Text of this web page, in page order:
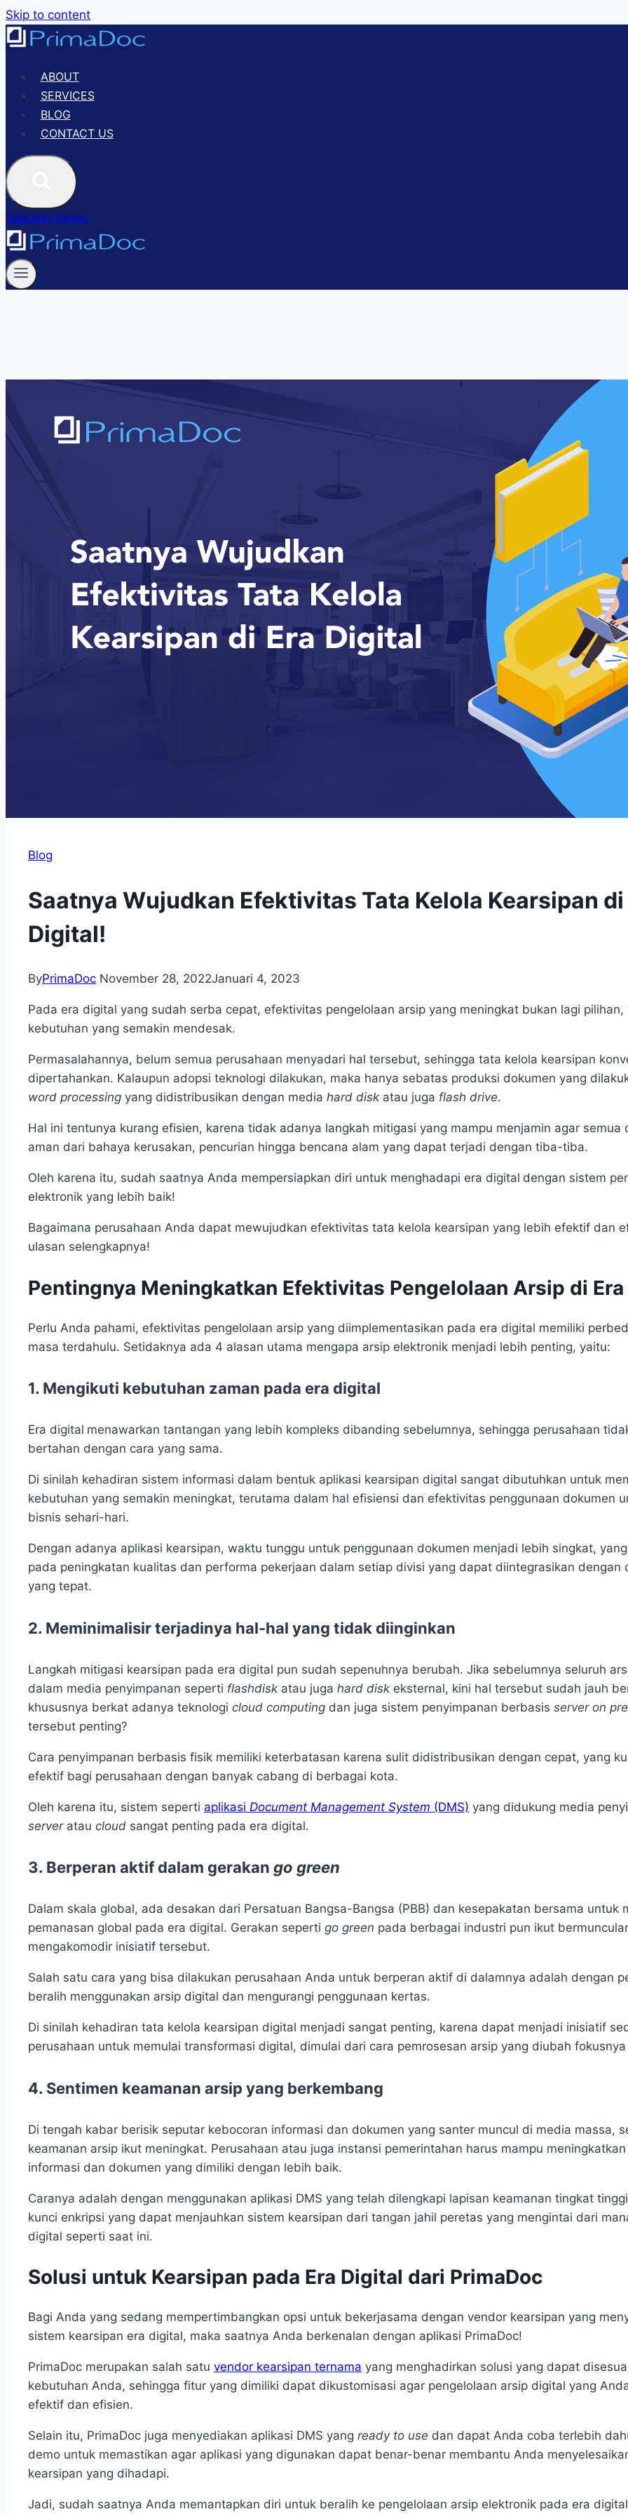
Skip to content
ABOUT
SERVICES
BLOG
CONTACT US
Request Demo
Blog
Saatnya Wujudkan Efektivitas Tata Kelola Kearsipan di
Digital!
ByPrimaDoc November 28, 2022Januari 4, 2023
Pada era digital yang sudah serba cepat, efektivitas pengelolaan arsip yang meningkat bukan lagi
kebutuhan yang semakin mendesak.
Permasalahannya, belum semua perusahaan menyadari hal tersebut, sehingga tata kelola kearsipan
dipertahankan. Kalaupun adopsi teknologi dilakukan, maka hanya sebatas produksi dokumen yang
word processing yang didistribusikan dengan media hard disk atau juga flash drive.
Hal ini tentunya kurang efisien, karena tidak adanya langkah mitigasi yang mampu menjamin agar semua
aman dari bahaya kerusakan, pencurian hingga bencana alam yang dapat terjadi dengan tiba-tiba.
Oleh karena itu, sudah saatnya Anda mempersiapkan diri untuk menghadapi era digital dengan sistem
elektronik yang lebih baik!
Bagaimana perusahaan Anda dapat mewujudkan efektivitas tata kelola kearsipan yang lebih efektif dan
ulasan selengkapnya!
Pentingnya Meningkatkan Efektivitas Pengelolaan Arsip di
Perlu Anda pahami, efektivitas pengelolaan arsip yang diimplementasikan pada era digital memiliki
masa terdahulu. Setidaknya ada 4 alasan utama mengapa arsip elektronik menjadi lebih penting, yaitu:
1. Mengikuti kebutuhan zaman pada era digital
Era digital menawarkan tantangan yang lebih kompleks dibanding sebelumnya, sehingga perusahaan
bertahan dengan cara yang sama.
Di sinilah kehadiran sistem informasi dalam bentuk aplikasi kearsipan digital sangat dibutuhkan untuk
kebutuhan yang semakin meningkat, terutama dalam hal efisiensi dan efektivitas penggunaan dokumen
bisnis sehari-hari.
Dengan adanya aplikasi kearsipan, waktu tunggu untuk penggunaan dokumen menjadi lebih singkat,
pada peningkatan kualitas dan performa pekerjaan dalam setiap divisi yang dapat diintegrasikan dengan
yang tepat.
2. Meminimalisir terjadinya hal-hal yang tidak diinginkan
Langkah mitigasi kearsipan pada era digital pun sudah sepenuhnya berubah. Jika sebelumnya seluruh
dalam media penyimpanan seperti flashdisk atau juga hard disk eksternal, kini hal tersebut sudah jauh
khususnya berkat adanya teknologi cloud computing dan juga sistem penyimpanan berbasis server on
tersebut penting?
Cara penyimpanan berbasis fisik memiliki keterbatasan karena sulit didistribusikan dengan cepat, yang
efektif bagi perusahaan dengan banyak cabang di berbagai kota.
Oleh karena itu, sistem seperti aplikasi Document Management System (DMS) yang didukung media
server atau cloud sangat penting pada era digital.
3. Berperan aktif dalam gerakan go green
Dalam skala global, ada desakan dari Persatuan Bangsa-Bangsa (PBB) dan kesepakatan bersama untuk
pemanasan global pada era digital. Gerakan seperti go green pada berbagai industri pun ikut
mengakomodir inisiatif tersebut.
Salah satu cara yang bisa dilakukan perusahaan Anda untuk berperan aktif di dalamnya adalah dengan
beralih menggunakan arsip digital dan mengurangi penggunaan kertas.
Di sinilah kehadiran tata kelola kearsipan digital menjadi sangat penting, karena dapat menjadi inisiatif
perusahaan untuk memulai transformasi digital, dimulai dari cara pemrosesan arsip yang diubah
4. Sentimen keamanan arsip yang berkembang
Di tengah kabar berisik seputar kebocoran informasi dan dokumen yang santer muncul di media massa,
keamanan arsip ikut meningkat. Perusahaan atau juga instansi pemerintahan harus mampu
informasi dan dokumen yang dimiliki dengan lebih baik.
Caranya adalah dengan menggunakan aplikasi DMS yang telah dilengkapi lapisan keamanan tingkat
kunci enkripsi yang dapat menjauhkan sistem kearsipan dari tangan jahil peretas yang mengintai dari
digital seperti saat ini.
Solusi untuk Kearsipan pada Era Digital dari PrimaDoc
Bagi Anda yang sedang mempertimbangkan opsi untuk bekerjasama dengan vendor kearsipan yang
sistem kearsipan era digital, maka saatnya Anda berkenalan dengan aplikasi PrimaDoc!
PrimaDoc merupakan salah satu vendor kearsipan ternama yang menghadirkan solusi yang dapat
kebutuhan Anda, sehingga fitur yang dimiliki dapat dikustomisasi agar pengelolaan arsip digital yang
efektif dan efisien.
Selain itu, PrimaDoc juga menyediakan aplikasi DMS yang ready to use dan dapat Anda coba terlebih
demo untuk memastikan agar aplikasi yang digunakan dapat benar-benar membantu Anda
kearsipan yang dihadapi.
Jadi, sudah saatnya Anda memantapkan diri untuk beralih ke pengelolaan arsip elektronik pada era